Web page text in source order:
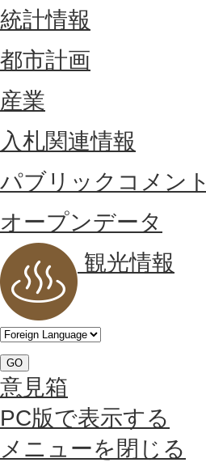
統計情報
都市計画
産業
入札関連情報
パブリックコメント
オープンデータ
観光情報
GO
意見箱
PC版で表示する
メニューを閉じる